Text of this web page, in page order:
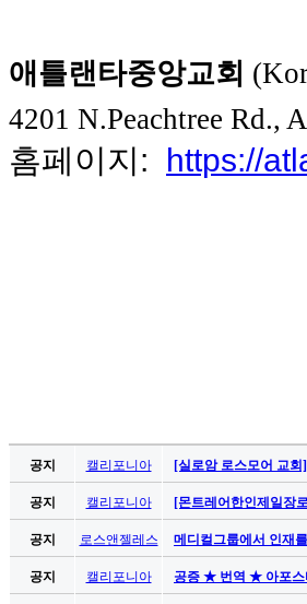
럽
DOMCLUB
실
시
간
무
토
신
애틀랜타중앙교회
4201 N.Peachtree
홈페이지: https://
공지 캘리포니아 [실로암 로스모어 교
공지 캘리포니아 [몬트레어한인제일장
공지 로스앤젤레스 메디컬그룹에서 인재
공지 캘리포니아 공증 ★ 번역 ★ 아포스